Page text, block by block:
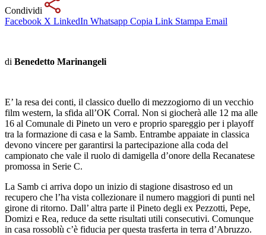
Condividi
Facebook X LinkedIn Whatsapp Copia Link Stampa Email
di Benedetto Marinangeli
E’ la resa dei conti, il classico duello di mezzogiorno di un vecchio
film western, la sfida all’OK Corral. Non si giocherà alle 12 ma alle
16 al Comunale di Pineto un vero e proprio spareggio per i playoff
tra la formazione di casa e la Samb. Entrambe appaiate in classica
devono vincere per garantirsi la partecipazione alla coda del
campionato che vale il ruolo di damigella d’onore della Recanatese
promossa in Serie C.
La Samb ci arriva dopo un inizio di stagione disastroso ed un
recupero che l’ha vista collezionare il numero maggiori di punti nel
girone di ritorno. Dall’ altra parte il Pineto degli ex Pezzotti, Pepe,
Domizi e Rea, reduce da sette risultati utili consecutivi. Comunque
in casa rossoblù c’è fiducia per questa trasferta in terra d’Abruzzo.